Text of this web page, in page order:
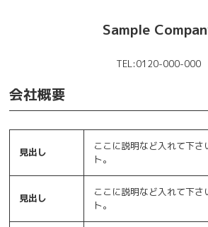
Sample
TEL:0120-000-000
会社概要
見出し
ここに説明など入れて下さ
ト。
見出し
ここに説明など入れて下さ
ト。